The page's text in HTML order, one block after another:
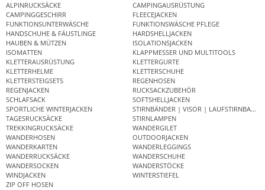
ALPINRUCKSÄCKE
CAMPINGAUSRÜSTUNG
CAMPINGGESCHIRR
FLEECEJACKEN
FUNKTIONSUNTERWÄSCHE
FUNKTIONSWÄSCHE PFLEGE
HANDSCHUHE & FÄUSTLINGE
HARDSHELLJACKEN
HAUBEN & MÜTZEN
ISOLATIONSJACKEN
ISOMATTEN
KLAPPMESSER UND MULTITOOLS
KLETTERAUSRÜSTUNG
KLETTERGURTE
KLETTERHELME
KLETTERSCHUHE
KLETTERSTEIGSETS
REGENHOSEN
REGENJACKEN
RUCKSACKZUBEHÖR
SCHLAFSACK
SOFTSHELLJACKEN
SPORTLICHE WINTERJACKEN
STIRNBÄNDER | VISOR | LAUFSTIRNBAND
TAGESRUCKSÄCKE
STIRNLAMPEN
TREKKINGRUCKSÄCKE
WANDERGILET
WANDERHOSEN
OUTDOORJACKEN
WANDERKARTEN
WANDERLEGGINGS
WANDERRUCKSÄCKE
WANDERSCHUHE
WANDERSOCKEN
WANDERSTÖCKE
WINDJACKEN
WINTERSTIEFEL
ZIP OFF HOSEN